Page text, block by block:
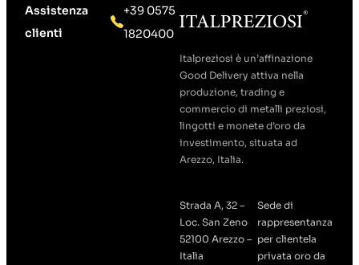
Italpreziosi è un’affinazione
Good Delivery attiva nella
produzione, trading e
commercio di metalli preziosi,
lingotti e monete d’oro da
investimento, situata ad
Arezzo, Italia.
Strada A, 32 –
Loc. San Zeno
52100 Arezzo –
Italia
Sede di
rappresentanza
per clientela
privata oro da
Assistenza
clienti
+39 0575
1820400